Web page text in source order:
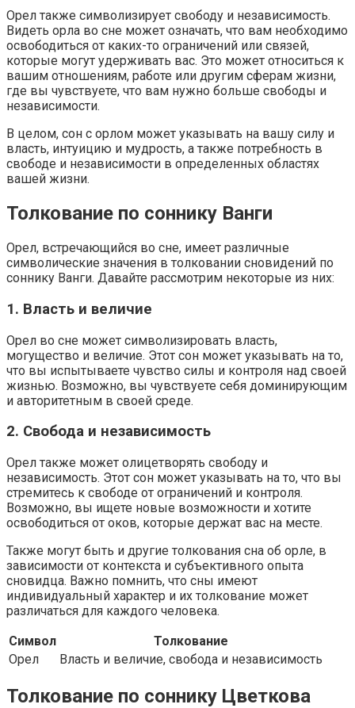
Орел также символизирует свободу и независимость.
Видеть орла во сне может означать, что вам необходимо
освободиться от каких-то ограничений или связей,
которые могут удерживать вас. Это может относиться к
вашим отношениям, работе или другим сферам жизни,
где вы чувствуете, что вам нужно больше свободы и
независимости.
В целом, сон с орлом может указывать на вашу силу и
власть, интуицию и мудрость, а также потребность в
свободе и независимости в определенных областях
вашей жизни.
Толкование по соннику Ванги
Орел, встречающийся во сне, имеет различные
символические значения в толковании сновидений по
соннику Ванги. Давайте рассмотрим некоторые из них:
1. Власть и величие
Орел во сне может символизировать власть,
могущество и величие. Этот сон может указывать на то,
что вы испытываете чувство силы и контроля над своей
жизнью. Возможно, вы чувствуете себя доминирующим
и авторитетным в своей среде.
2. Свобода и независимость
Орел также может олицетворять свободу и
независимость. Этот сон может указывать на то, что вы
стремитесь к свободе от ограничений и контроля.
Возможно, вы ищете новые возможности и хотите
освободиться от оков, которые держат вас на месте.
Также могут быть и другие толкования сна об орле, в
зависимости от контекста и субъективного опыта
сновидца. Важно помнить, что сны имеют
индивидуальный характер и их толкование может
различаться для каждого человека.
Символ
Толкование
Орел
Власть и величие, свобода и независимость
Толкование по соннику Цветкова